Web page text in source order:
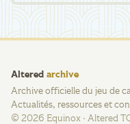
Altered archive
Archive officielle du jeu de
Actualités, ressources et
© 2026 Equinox · Altered